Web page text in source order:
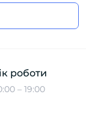
роботи
– 19:00